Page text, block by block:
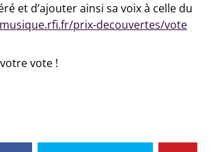
et d’ajouter ainsi sa voix à celle du
prix-decouvertes/vote
vote !